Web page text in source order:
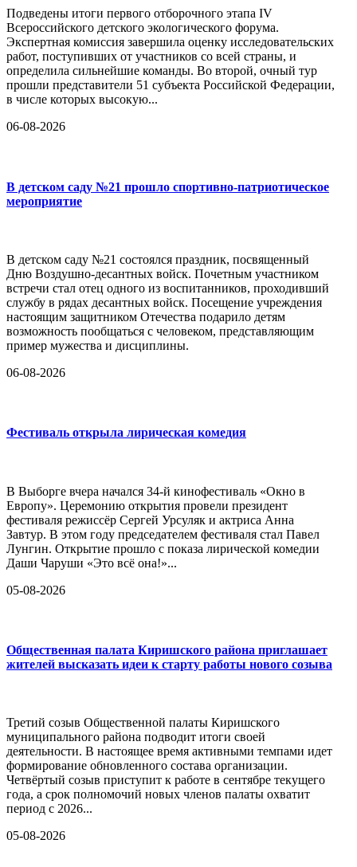
Подведены итоги первого отборочного этапа IV
Всероссийского детского экологического форума.
Экспертная комиссия завершила оценку исследовательских
работ, поступивших от участников со всей страны, и
определила сильнейшие команды. Во второй, очный тур
прошли представители 51 субъекта Российской Федерации,
в числе которых высокую...
06-08-2026
В детском саду №21 прошло спортивно-патриотическое
мероприятие
В детском саду №21 состоялся праздник, посвященный
Дню Воздушно-десантных войск. Почетным участником
встречи стал отец одного из воспитанников, проходивший
службу в рядах десантных войск. Посещение учреждения
настоящим защитником Отечества подарило детям
возможность пообщаться с человеком, представляющим
пример мужества и дисциплины.
06-08-2026
Фестиваль открыла лирическая комедия
В Выборге вчера начался 34-й кинофестиваль «Окно в
Европу». Церемонию открытия провели президент
фестиваля режиссёр Сергей Урсуляк и актриса Анна
Завтур. В этом году председателем фестиваля стал Павел
Лунгин. Открытие прошло с показа лирической комедии
Даши Чаруши «Это всё она!»...
05-08-2026
Общественная палата Киришского района приглашает
жителей высказать идеи к старту работы нового созыва
Третий созыв Общественной палаты Киришского
муниципального района подводит итоги своей
деятельности. В настоящее время активными темпами идет
формирование обновленного состава организации.
Четвёртый созыв приступит к работе в сентябре текущего
года, а срок полномочий новых членов палаты охватит
период с 2026...
05-08-2026